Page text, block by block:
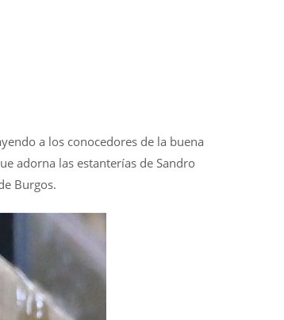
a los conocedores de la buena
adorna las estanterías de Sandro
Burgos.